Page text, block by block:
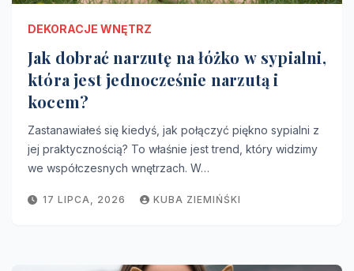
DEKORACJE WNĘTRZ
Jak dobrać narzutę na łóżko w sypialni,
która jest jednocześnie narzutą i
kocem?
Zastanawiałeś się kiedyś, jak połączyć piękno sypialni z
jej praktycznością? To właśnie jest trend, który widzimy
we współczesnych wnętrzach. W…
17 LIPCA, 2026 KUBA ZIEMIŃŚKI